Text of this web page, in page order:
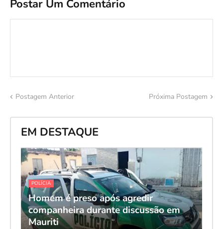
Postar Um Comentário
Postagem Anterior Próxima Postagem
EM DESTAQUE
POLÍCIA
Homem é preso após agredir
companheira durante discussão em
Mauriti